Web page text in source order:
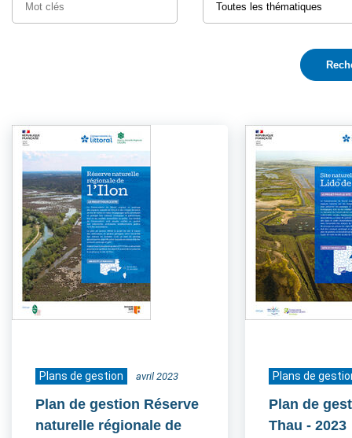
Plans de gestion avril 2023
Plan de gestion Réserve
naturelle régionale de
Plans de
Plan de
Thau - 2023